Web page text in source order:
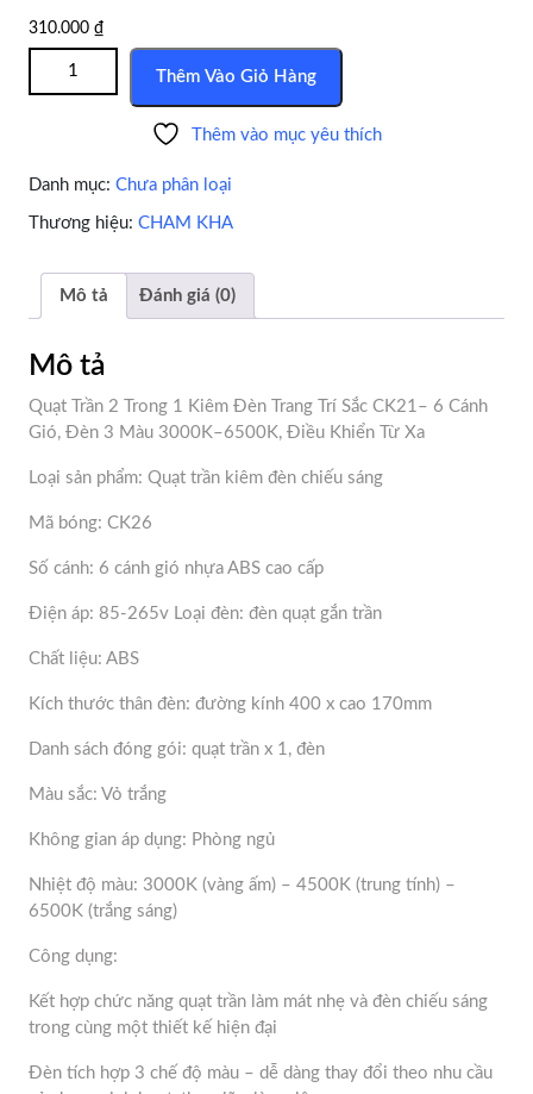
310.000 ₫
Quạt trần 2 Trong 1 Kiêm Đèn Trang Trí Sắc CK21 số lượng
Thêm Vào Giỏ Hàng
Thêm vào mục yêu thích
Danh mục: Chưa phân loại
Thương hiệu: CHAM KHA
Mô tả Đánh giá (0)
Mô tả
Quạt Trần 2 Trong 1 Kiêm Đèn Trang Trí Sắc CK21– 6 Cánh
Gió, Đèn 3 Màu 3000K–6500K, Điều Khiển Từ Xa
Loại sản phẩm: Quạt trần kiêm đèn chiếu sáng
Mã bóng: CK26
Số cánh: 6 cánh gió nhựa ABS cao cấp
Điện áp: 85-265v Loại đèn: đèn quạt gắn trần
Chất liệu: ABS
Kích thước thân đèn: đường kính 400 x cao 170mm
Danh sách đóng gói: quạt trần x 1, đèn
Màu sắc: Vỏ trắng
Không gian áp dụng: Phòng ngủ
Nhiệt độ màu: 3000K (vàng ấm) – 4500K (trung tính) –
6500K (trắng sáng)
Công dụng:
Kết hợp chức năng quạt trần làm mát nhẹ và đèn chiếu sáng
trong cùng một thiết kế hiện đại
Đèn tích hợp 3 chế độ màu – dễ dàng thay đổi theo nhu cầu